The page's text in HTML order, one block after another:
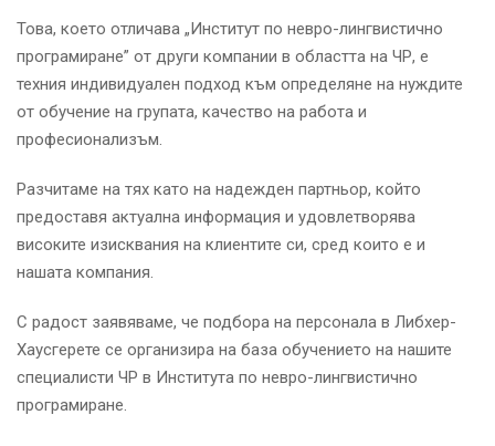
Това, което отличава „Институт по невро-лингвистично
програмиране” от други компании в областта на ЧР, е
техния индивидуален подход към определяне на нуждите
от обучение на групата, качество на работа и
професионализъм.
Разчитаме на тях като на надежден партньор, който
предоставя актуална информация и удовлетворява
високите изисквания на клиентите си, сред които е и
нашата компания.
С радост заявяваме, че подбора на персонала в Либхер-
Хаусгерете се организира на база обучението на нашите
специалисти ЧР в Института по невро-лингвистично
програмиране.